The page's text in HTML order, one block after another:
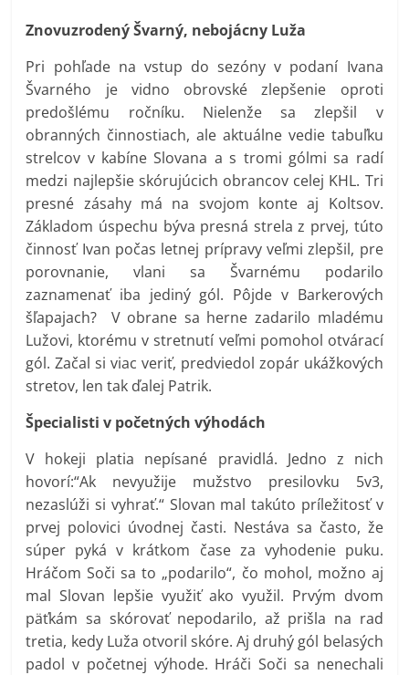
Znovuzrodený Švarný, nebojácny Luža
Pri pohľade na vstup do sezóny v podaní Ivana
Švarného je vidno obrovské zlepšenie oproti
predošlému ročníku. Nielenže sa zlepšil v
obranných činnostiach, ale aktuálne vedie tabuľku
strelcov v kabíne Slovana a s tromi gólmi sa radí
medzi najlepšie skórujúcich obrancov celej KHL. Tri
presné zásahy má na svojom konte aj Koltsov.
Základom úspechu býva presná strela z prvej, túto
činnosť Ivan počas letnej prípravy veľmi zlepšil, pre
porovnanie, vlani sa Švarnému podarilo
zaznamenať iba jediný gól. Pôjde v Barkerových
šľapajach? V obrane sa herne zadarilo mladému
Lužovi, ktorému v stretnutí veľmi pomohol otvárací
gól. Začal si viac veriť, predviedol zopár ukážkových
stretov, len tak ďalej Patrik.
Špecialisti v početných výhodách
V hokeji platia nepísané pravidlá. Jedno z nich
hovorí:“Ak nevyužije mužstvo presilovku 5v3,
nezaslúži si vyhrať.“ Slovan mal takúto príležitosť v
prvej polovici úvodnej časti. Nestáva sa často, že
súper pyká v krátkom čase za vyhodenie puku.
Hráčom Soči sa to „podarilo“, čo mohol, možno aj
mal Slovan lepšie využiť ako využil. Prvým dvom
päťkám sa skórovať nepodarilo, až prišla na rad
tretia, kedy Luža otvoril skóre. Aj druhý gól belasých
padol v početnej výhode. Hráči Soči sa nenechali